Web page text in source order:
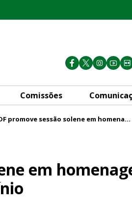
Comissões
CLDF promove sessão solene em homenagem à Semana do Trabalhador em Condomínio
em